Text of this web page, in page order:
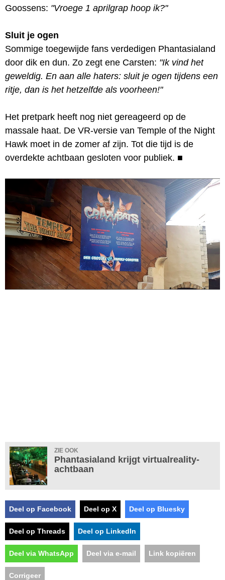
Goossens: "Vroege 1 aprilgrap hoop ik?"
Sluit je ogen
Sommige toegewijde fans verdedigen Phantasialand
door dik en dun. Zo zegt ene Carsten: "Ik vind het
geweldig. En aan alle haters: sluit je ogen tijdens een
ritje, dan is het hetzelfde als voorheen!"
Het pretpark heeft nog niet gereageerd op de
massale haat. De VR-versie van Temple of the Night
Hawk moet in de zomer af zijn. Tot die tijd is de
overdekte achtbaan gesloten voor publiek. ■
ZIE OOK
Phantasialand krijgt virtualreality-
achtbaan
Deel op Facebook Deel op X Deel op Bluesky
Deel op Threads Deel op LinkedIn
Deel via WhatsApp Deel via e-mail Link kopiëren
Corrigeer